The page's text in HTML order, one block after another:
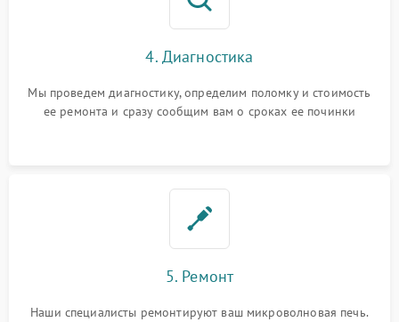
4. Диагностика
Мы проведем диагностику, определим поломку и стоимость
ее ремонта и сразу сообщим вам о сроках ее починки
5. Ремонт
Наши специалисты ремонтируют ваш микроволновая печь.